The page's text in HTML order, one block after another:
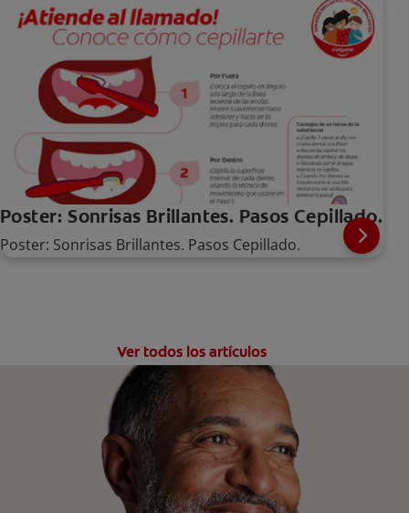
Poster: Sonrisas Brillantes. Pasos Cepillado.
Poster: Sonrisas Brillantes. Pasos Cepillado.
Ver todos los artículos